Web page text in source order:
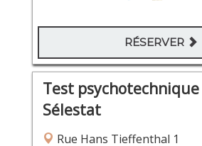
RÉSERVER
Test
Sélestat
Rue Hans Tieffenthal 1